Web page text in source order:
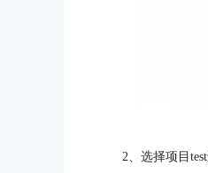
2、选择项目